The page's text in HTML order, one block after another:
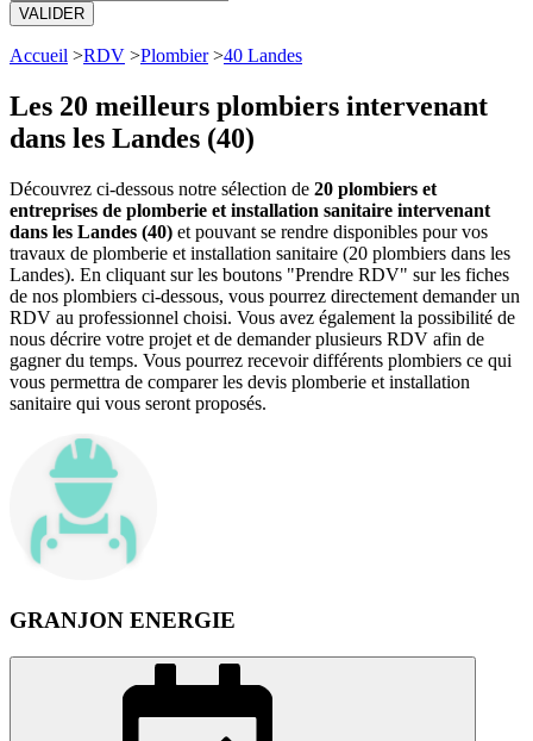
VALIDER
Accueil >RDV >Plombier>40 Landes
Les 20 meilleurs plombiers intervenant
dans les Landes (40)
Découvrez ci-dessous notre sélection de 20 plombiers et
entreprises de plomberie et installation sanitaire intervenant
dans les Landes (40) et pouvant se rendre disponibles pour vos
travaux de plomberie et installation sanitaire (20 plombiers dans les
Landes). En cliquant sur les boutons "Prendre RDV" sur les fiches
de nos plombiers ci-dessous, vous pourrez directement demander un
RDV au professionnel choisi. Vous avez également la possibilité de
nous décrire votre projet et de demander plusieurs RDV afin de
gagner du temps. Vous pourrez recevoir différents plombiers ce qui
vous permettra de comparer les devis plomberie et installation
sanitaire qui vous seront proposés.
GRANJON ENERGIE